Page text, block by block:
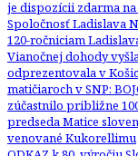
je dispozícii zdarma na
Spoločnosť Ladislava
120-ročniciam
Vianočnej dohody
odprezentovala v
matičiaroch v SNP:
zúčastnilo približne
predseda Matice
venované Kukorellimu